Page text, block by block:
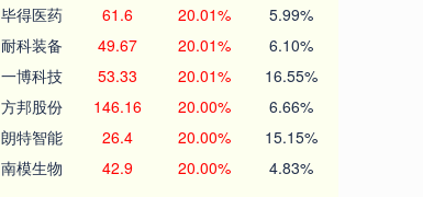
毕得医药 61.6 20.01% 5.99%
耐科装备 49.67 20.01% 6.10%
一博科技 53.33 20.01% 16.55%
方邦股份 146.16 20.00% 6.66%
朗特智能 26.4 20.00% 15.15%
南模生物 42.9 20.00% 4.83%